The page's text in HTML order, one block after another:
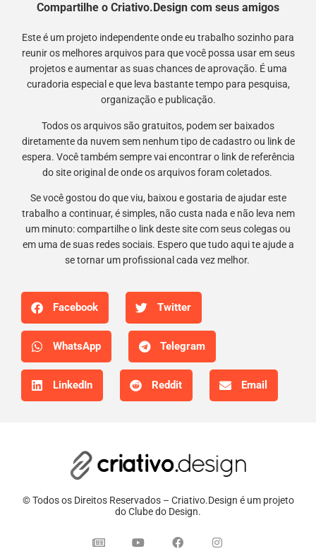
Compartilhe o Criativo.Design com seus amigos
Este é um projeto independente onde eu trabalho sozinho para
reunir os melhores arquivos para que você possa usar em seus
projetos e aumentar as suas chances de aprovação. É uma
curadoria especial e que leva bastante tempo para pesquisa,
organização e publicação.
Todos os arquivos são gratuitos, podem ser baixados
diretamente da nuvem sem nenhum tipo de cadastro ou link de
espera. Você também sempre vai encontrar o link de referência
do site original de onde os arquivos foram coletados.
Se você gostou do que viu, baixou e gostaria de ajudar este
trabalho a continuar, é simples, não custa nada e não leva nem
um minuto: compartilhe o link deste site com seus colegas ou
em uma de suas redes sociais. Espero que tudo aqui te ajude a
se tornar um profissional cada vez melhor.
Facebook Twitter
WhatsApp Telegram
LinkedIn Reddit Email
© Todos os Direitos Reservados – Criativo.Design é um projeto
do Clube do Design.